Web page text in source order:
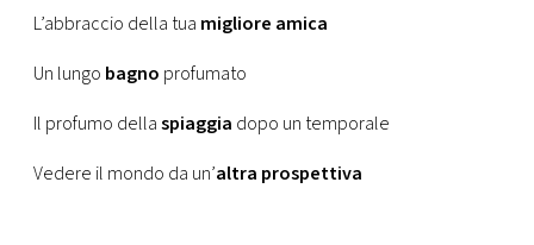
L’abbraccio della tua migliore amica
Un lungo bagno profumato
Il profumo dellaspiaggia dopo un temporale
Vedere il mondo da un’altra prospettiva